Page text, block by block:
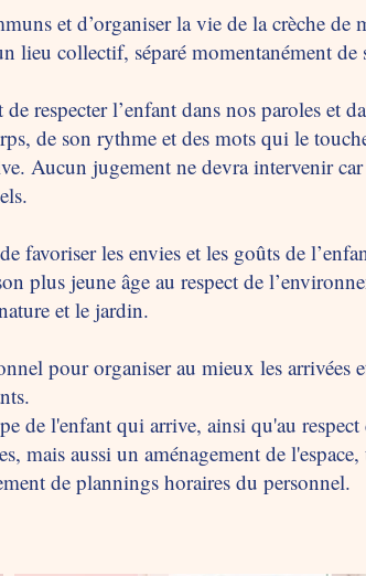
et d’organiser la vie de la crèche de
lieu collectif, séparé momentanément de
respecter l’enfant dans nos paroles et
de son rythme et des mots qui le
Aucun jugement ne devra intervenir
favoriser les envies et les goûts de
plus jeune âge au respect de
et le jardin.
pour organiser au mieux les arrivées
de l'enfant qui arrive, ainsi qu'au
mais aussi un aménagement de
de plannings horaires du personnel.